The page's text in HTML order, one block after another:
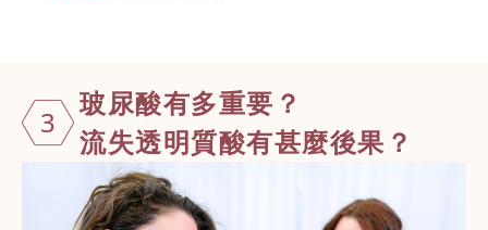
3
玻尿酸有多重要？
流失透明質酸有甚麼後果？